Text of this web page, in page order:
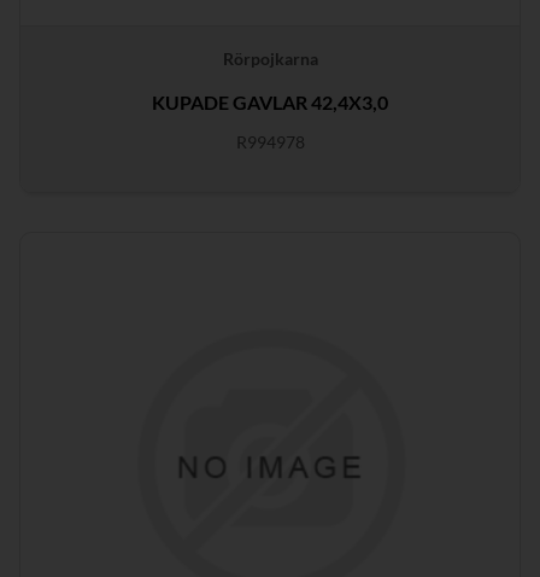
Rörpojkarna
KUPADE GAVLAR 42,4X3,0
R994978